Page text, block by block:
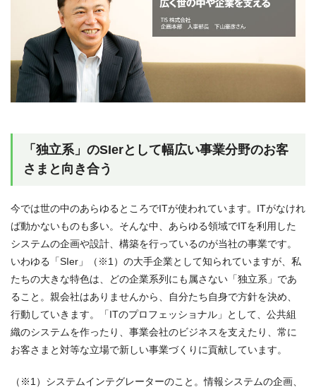
「独立系」のSIerとして幅広い事業分野のお客
さまと向き合う
今では世の中のあらゆるところでITが使われています。ITがなけれ
ば動かないものも多い。そんな中、あらゆる領域でITを利用した
システムの企画や設計、構築を行っているのが当社の事業です。
いわゆる「SIer」（※1）の大手企業として知られていますが、私
たちの大きな特色は、どの企業系列にも属さない「独立系」であ
ること。親会社はありませんから、自分たち自身で方針を決め、
行動していきます。「ITのプロフェッショナル」として、公共組
織のシステムを作ったり、事業会社のビジネスを支えたり、常に
お客さまと対等な立場で新しい事業づくりに貢献しています。
（※1）システムインテグレーターのこと。情報システムの企画、
就活コラム